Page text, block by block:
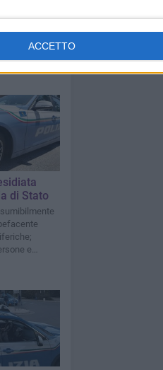
ACCETTO
di Stato
e